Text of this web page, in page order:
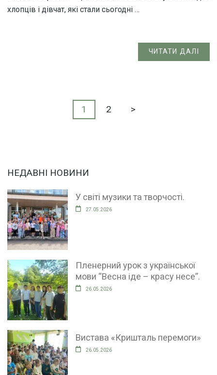
хлопців і дівчат, які стали сьогодні …
ЧИТАТИ ДАЛІ
Сторінку
1 Сторінку
2 >
НЕДАВНІ НОВИНИ
У світі музики та творчості.
27.05.2026
Пленерний урок з української
мови “Весна іде – красу несе”.
26.05.2026
Вистава «Кришталь перемоги»
26.05.2026